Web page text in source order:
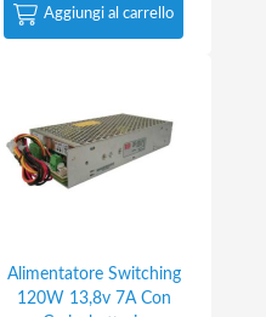
Aggiungi al carrello
Alimentatore Switching
120W 13,8v 7A Con